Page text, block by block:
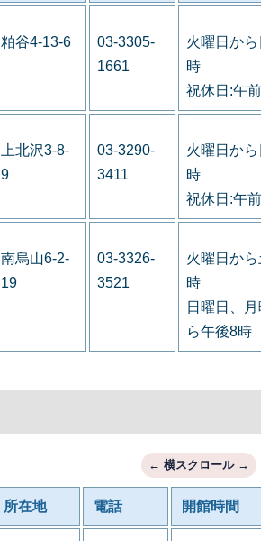
粕谷4-13-6
03-3305-
1661
火曜日か
時
祝休日:午
上北沢3-8-
9
03-3290-
3411
火曜日か
時
祝休日:午
南烏山6-2-
19
03-3326-
3521
火曜日か
時
日曜日、
ら午後8時
所在地 電話 開館時間